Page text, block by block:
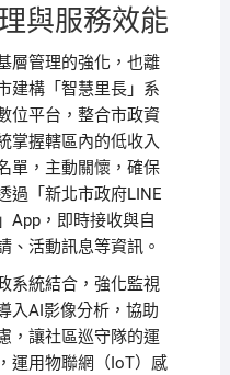
與服務效能
層管理的強化，也離
建構「智慧里長」系
位平台，整合市政資
掌握轄區內的低收入
單，主動關懷，確保
過「新北市政府LINE
App，即時接收與自
、活動訊息等資訊。
系統結合，強化監視
入AI影像分析，協助
，讓社區巡守隊的運
運用物聯網（IoT）感